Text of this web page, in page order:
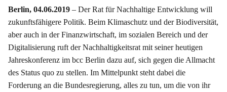
Berlin, 04.06.2019 – Der Rat für Nachhaltige Entwicklung will
zukunftsfähigere Politik. Beim Klimaschutz und der Biodiversität,
aber auch in der Finanzwirtschaft, im sozialen Bereich und der
Digitalisierung ruft der Nachhaltigkeitsrat mit seiner heutigen
Jahreskonferenz im bcc Berlin dazu auf, sich gegen die Allmacht
des Status quo zu stellen. Im Mittelpunkt steht dabei die
Forderung an die Bundesregierung, alles zu tun, um die von ihr